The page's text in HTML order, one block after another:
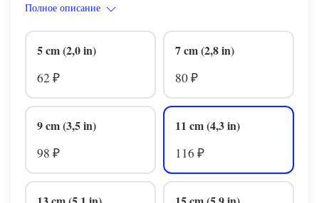
Полное описание
5 cm (2,0 in)
62 ₽
7 cm (2,8 in)
80 ₽
9 cm (3,5 in)
98 ₽
11 cm (4,3 in)
116 ₽